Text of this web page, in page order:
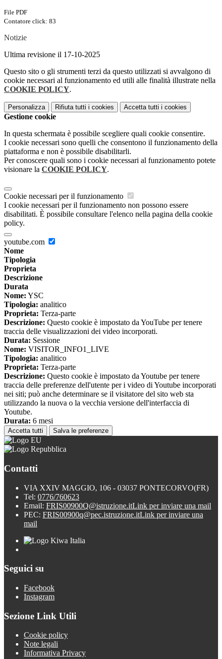
File PDF
Contatore click: 83
Notizie
Ultima revisione il 17-10-2025
Questo sito o gli strumenti terzi da questo utilizzati si avvalgono di
cookie necessari al funzionamento ed utili alle finalità illustrate nella
COOKIE POLICY.
Personalizza Rifiuta tutti i cookies Accetta tutti i cookies
Gestione cookie
In questa schermata è possibile scegliere quali cookie consentire.
I cookie necessari sono quelli che consentono il funzionamento della
piattaforma e non è possibile disabilitarli.
Per conoscere quali sono i cookie necessari al funzionamento potete
visionare la COOKIE POLICY.
Cookie necessari per il funzionamento
I cookie necessari per il funzionamento non possono essere
disabilitati. È possibile consultare l'elenco nella pagina della cookie
policy.
youtube.com
Nome
Tipologia
Proprieta
Descrizione
Durata
Nome: YSC
Tipologia: analitico
Proprieta: Terza-parte
Descrizione: Questo cookie è impostato da YouTube per tenere
traccia delle visualizzazioni dei video incorporati.
Durata: Sessione
Nome: VISITOR_INFO1_LIVE
Tipologia: analitico
Proprieta: Terza-parte
Descrizione: Questo cookie è impostato da Youtube per tenere
traccia delle preferenze dell'utente per i video di Youtube incorporati
nei siti; può anche determinare se il visitatore del sito web sta
utilizzando la nuova o la vecchia versione dell'interfaccia di
Youtube.
Durata: 6 mesi
Accetta tutti Salva le preferenze
Contatti
VIA XXIV MAGGIO, 106 - 03037 PONTECORVO(FR)
Tel: 0776/760623
Email: FRIS00900Q@istruzione.itLink per inviare una mail
PEC: FRIS00900q@pec.istruzione.itLink per inviare una
mail
Seguici su
Facebook
Instagram
Sezione Link Utili
Cookie policy
Note legali
Informativa Privacy